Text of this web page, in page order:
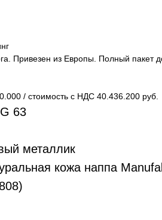
Привезен из Европы. Полный пакет
/ стоимость с НДС 40.436.200 руб.
63
металлик
кожа наппа